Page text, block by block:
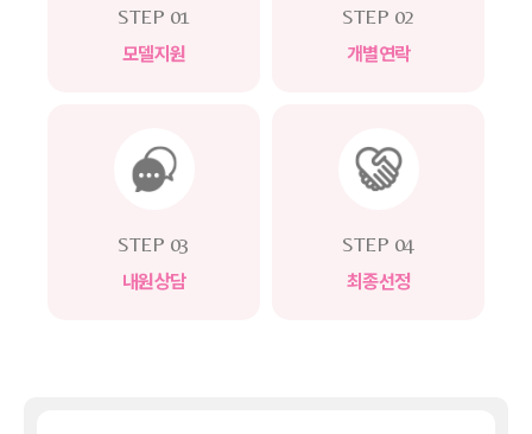
STEP 01
모델지원
STEP 02
개별연락
STEP 03
내원상담
STEP 04
최종선정